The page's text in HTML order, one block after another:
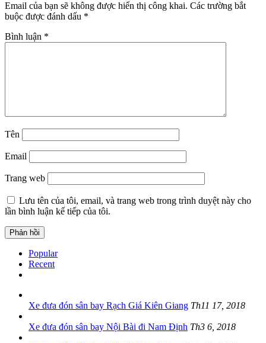
Email của bạn sẽ không được hiển thị công khai. Các trường bắt
buộc được đánh dấu *
Bình luận *
Tên
Email
Trang web
Lưu tên của tôi, email, và trang web trong trình duyệt này cho
lần bình luận kế tiếp của tôi.
Popular
Recent
Xe đưa đón sân bay Rạch Giá Kiên Giang Th11 17, 2018
Xe đưa đón sân bay Nội Bài đi Nam Định Th3 6, 2018